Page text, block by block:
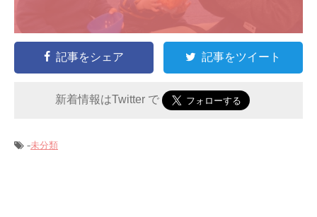
記事をシェア 記事をツイート
新着情報はTwitter で
-未分類